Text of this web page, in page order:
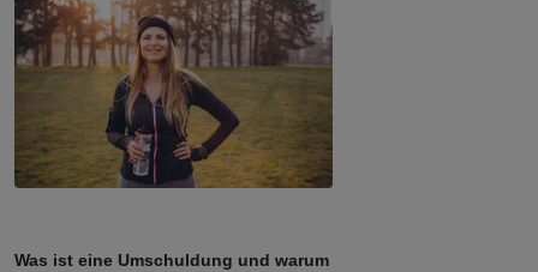
Was ist eine Umschuldung und warum